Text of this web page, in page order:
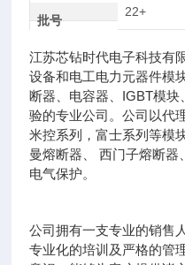
批号
22+
江苏芯钻时代电子科技有
设备和电工电力元器件模
断器、电容器、IGBT模
验的专业公司。公司以代
米控系列，富士系列等模
曼熔断器、 西门子熔断
电气保护。
公司拥有一支专业的销售
专业化的培训及严格的管